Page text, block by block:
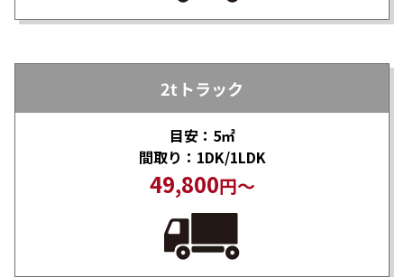
2tトラック
目安：5㎡
間取り：1DK/1LDK
49,800円～